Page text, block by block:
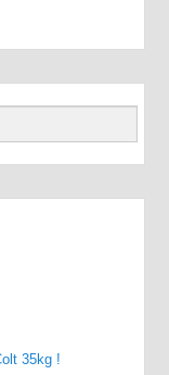
35kg !